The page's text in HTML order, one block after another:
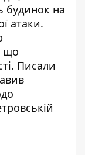
будинок на
атаки.
що
. Писали